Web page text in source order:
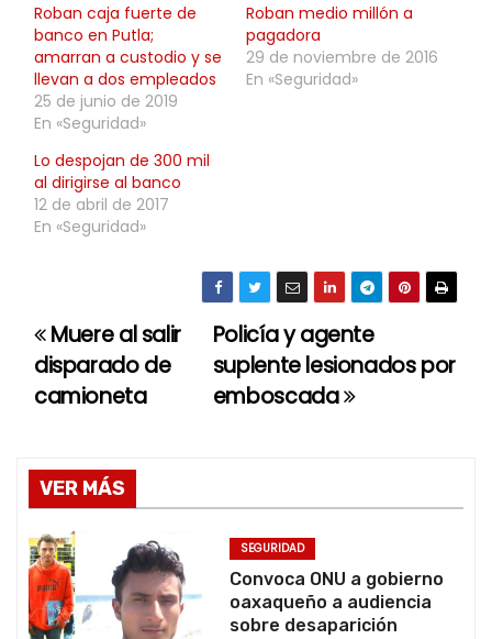
Roban caja fuerte de
banco en Putla;
amarran a custodio y se
llevan a dos empleados
25 de junio de 2019
En «Seguridad»
Roban medio millón a
pagadora
29 de noviembre de 2016
En «Seguridad»
Lo despojan de 300 mil
al dirigirse al banco
12 de abril de 2017
En «Seguridad»
N
a
e
g
a
c
Policía y agente
suplente lesionados por
emboscada
Muere al salir
disparado de
camioneta
VER MÁS
SEGURIDAD
Convoca ONU a gobierno
oaxaqueño a audiencia
sobre desaparición